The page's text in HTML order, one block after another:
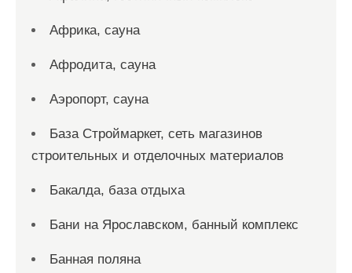
Африка, сауна
Афродита, сауна
Аэропорт, сауна
База Строймаркет, сеть магазинов
строительных и отделочных материалов
Бакалда, база отдыха
Бани на Ярославском, банный комплекс
Банная поляна